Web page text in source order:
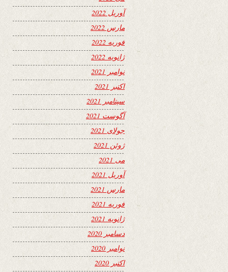
آوریل 2022
مارس 2022
فوریه 2022
ژانویه 2022
نوامبر 2021
اکتبر 2021
سپتامبر 2021
آگوست 2021
جولای 2021
ژوئن 2021
می 2021
آوریل 2021
مارس 2021
فوریه 2021
ژانویه 2021
دسامبر 2020
نوامبر 2020
اکتبر 2020